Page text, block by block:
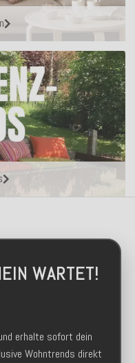
WARTET!
erhalte sofort dein
Wohntrends direkt